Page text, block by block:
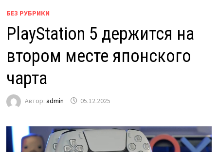
БЕЗ РУБРИКИ
PlayStation 5 держится на
втором месте японского
чарта
Автор: admin 05.12.2025